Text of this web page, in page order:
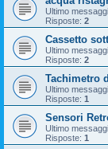
Ultimo
Risposte: 2
Cassetto
Ultimo
Risposte: 2
Tachimetro
Ultimo
Risposte: 1
Sensori
Ultimo
Risposte: 1